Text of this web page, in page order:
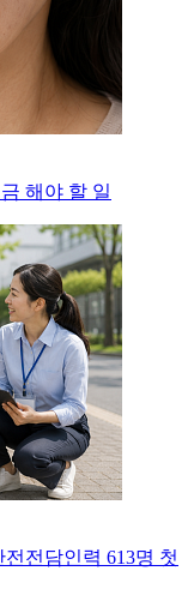
해야 할 일
전담인력 613명 첫